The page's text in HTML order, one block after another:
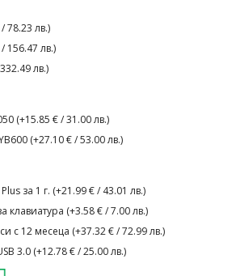
78.23 лв.)
156.47 лв.)
лв.)
(+15.85 € / 31.00 лв.)
(+27.10 € / 53.00 лв.)
за 1 г. (+21.99 € / 43.01 лв.)
клавиатура (+3.58 € / 7.00 лв.)
с 12 месеца (+37.32 € / 72.99 лв.)
3.0 (+12.78 € / 25.00 лв.)